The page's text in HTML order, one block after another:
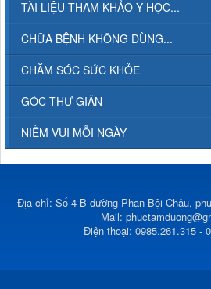
TÀI LIỆU THAM KHẢO Y HỌC...
CHỮA BỆNH KHÔNG DÙNG...
CHĂM SÓC SỨC KHỎE
GÓC THƯ GIÃN
NIỀM VUI MỖI NGÀY
Địa chỉ: Số 4 B đường Phan Bội Châu,
Mail:
Điện thoại: 0985.261.315 -